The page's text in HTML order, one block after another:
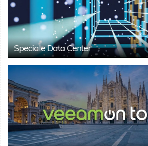
Speciale Data Center